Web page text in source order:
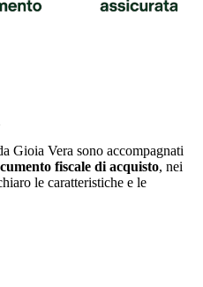
Gioia Vera sono accompagnati
fiscale di acquisto, nei
le caratteristiche e le